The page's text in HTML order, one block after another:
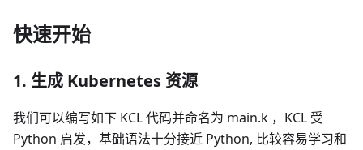
快速开始
1. 生成 Kubernetes 资源
我们可以编写如下 KCL 代码并命名为 main.k ，KCL 受
Python 启发，基础语法十分接近 Python, 比较容易学习和